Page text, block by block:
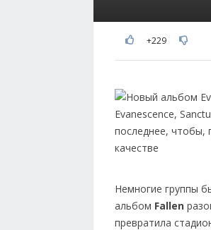
+229
Немногие группы
альбом Fallen
превратила